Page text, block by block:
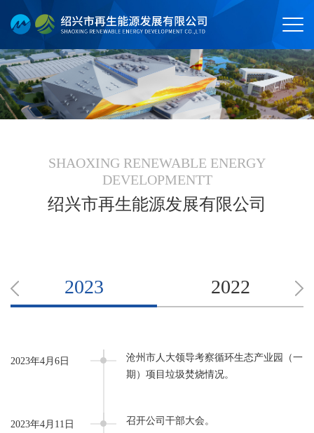
SHAOXING RENEWABLE ENERGY
DEVELOPMENTT
绍兴市再生能源发展有限公司
2023 2022
2023年4月6日
沧州市人大领导考察循环生态产业园（一
期）项目垃圾焚烧情况。
2023年4月11日 召开公司干部大会。